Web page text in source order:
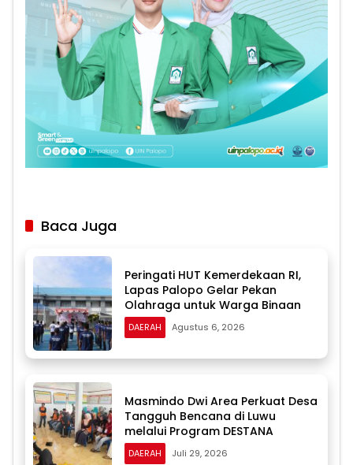
Baca Juga
Peringati HUT Kemerdekaan RI,
Lapas Palopo Gelar Pekan
Olahraga untuk Warga Binaan
DAERAH Agustus 6, 2026
Masmindo Dwi Area Perkuat Desa
Tangguh Bencana di Luwu
melalui Program DESTANA
DAERAH Juli 29, 2026